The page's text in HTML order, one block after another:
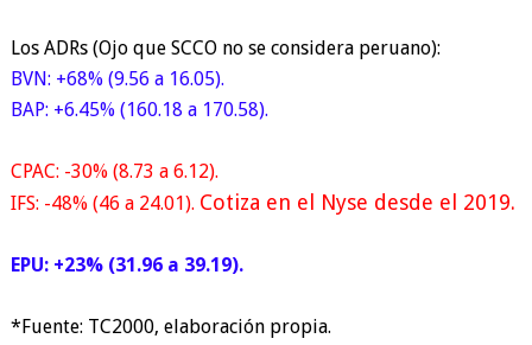
Los ADRs (Ojo que SCCO no se considera peruano):
BVN: +68% (9.56 a 16.05).
BAP: +6.45% (160.18 a 170.58).
CPAC: -30% (8.73 a 6.12).
IFS: -48% (46 a 24.01). Cotiza en el Nyse desde el 2019.
EPU: +23% (31.96 a 39.19).
*Fuente: TC2000, elaboración propia.